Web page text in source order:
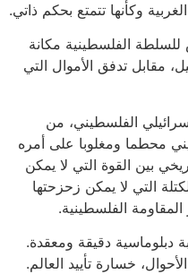
وكأنها تتمتع بحكم ذاتي.
الفلسطينية مكانة
مقابل تدفق الأموال التي
الفلسطيني، من
محطما ومغلوبا على أمره
بين القوة التي لا يمكن
التي لا يمكن زحزحتها
الفلسطينية.
دبلوماسية دقيقة ومعقدة.
خسارة تأييد العالم.